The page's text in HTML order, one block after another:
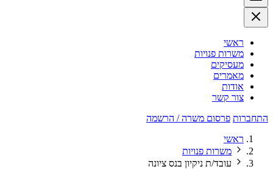
ראשי
משרות פנויות
מעסיקים
מאמרים
אודות
צור קשר
התחברות פרסום משרה / הרשמה
ראשי
משרות פנויות
עובד/ת ניקיון בנס ציונה